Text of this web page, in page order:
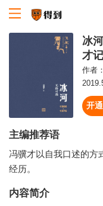
冰
才
作者：
开
主编推荐语
冯骥才以自我口述的方
经历。
内容简介